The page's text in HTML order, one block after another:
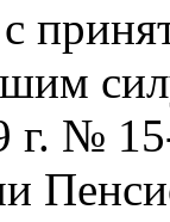
г. №